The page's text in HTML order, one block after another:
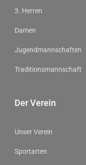
3. Herren
Damen
Jugendmannschaften
Traditionsmannschaft
Der Verein
Unser Verein
Sportarten